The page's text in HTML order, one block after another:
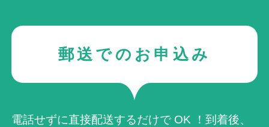
郵送でのお申込み
電話せずに直接配送するだけで OK ！到着後、